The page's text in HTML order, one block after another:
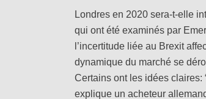
Londres en 2020 sera-t-elle
qui ont été examinés par
l’incertitude liée au Brexit
dynamique du marché se
Certains ont les idées claires:
explique un acheteur